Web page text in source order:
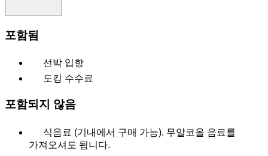
포함됨
선박 입항
도킹 수수료
포함되지 않음
식음료 (기내에서 구매 가능). 무알코올 음료를
가져오셔도 됩니다.